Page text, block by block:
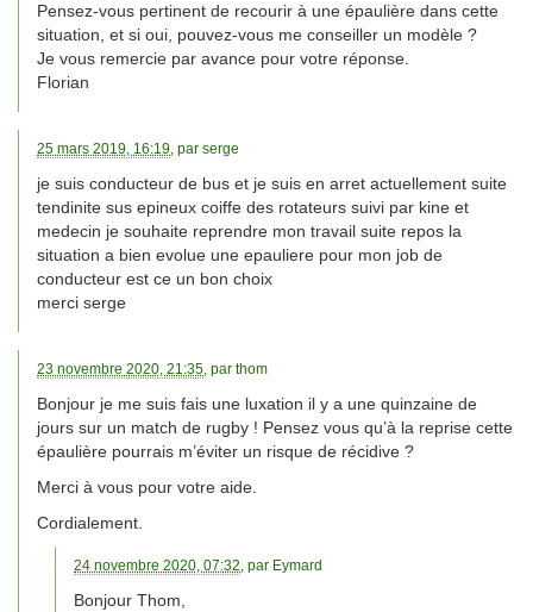
Pensez-vous pertinent de recourir à une épaulière dans cette
situation, et si oui, pouvez-vous me conseiller un modèle ?
Je vous remercie par avance pour votre réponse.
Florian
25 mars 2019, 16:19, par serge
je suis conducteur de bus et je suis en arret actuellement suite
tendinite sus epineux coiffe des rotateurs suivi par kine et
medecin je souhaite reprendre mon travail suite repos la
situation a bien evolue une epauliere pour mon job de
conducteur est ce un bon choix
merci serge
23 novembre 2020, 21:35, par thom
Bonjour je me suis fais une luxation il y a une quinzaine de
jours sur un match de rugby ! Pensez vous qu’à la reprise cette
épaulière pourrais m’éviter un risque de récidive ?
Merci à vous pour votre aide.
Cordialement.
24 novembre 2020, 07:32, par Eymard
Bonjour Thom,